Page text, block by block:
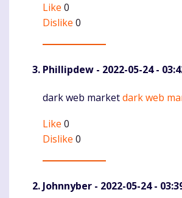
Like 0
Dislike 0
Phillipdew - 2022-05-24 -
Komentaras
dark web marketdark web
Like 0
Dislike 0
Johnnyber - 2022-05-24 -